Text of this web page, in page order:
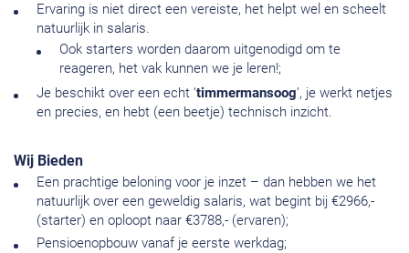
Ervaring is niet direct een vereiste, het helpt wel en scheelt
natuurlijk in salaris.
Ook starters worden daarom uitgenodigd om te
reageren, het vak kunnen we je leren!;
Je beschikt over een echt ‘timmermansoog’, je werkt netjes
en precies, en hebt (een beetje) technisch inzicht.
Wij Bieden
Een prachtige beloning voor je inzet – dan hebben we het
natuurlijk over een geweldig salaris, wat begint bij €2966,-
(starter) en oploopt naar €3788,- (ervaren);
Pensioenopbouw vanaf je eerste werkdag;